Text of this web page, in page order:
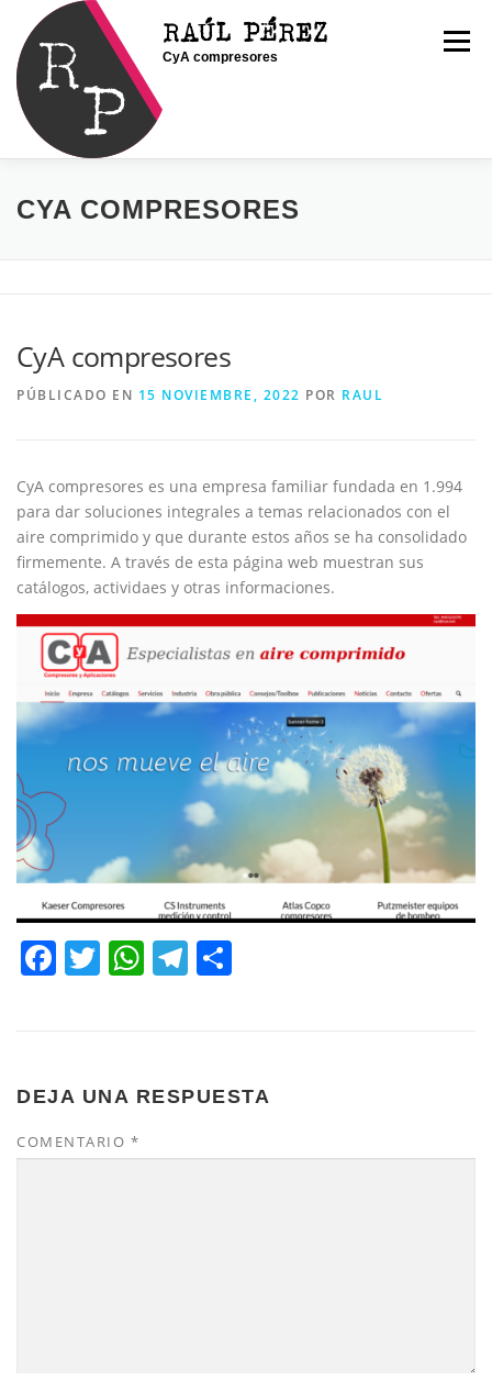
contenido
RAÚL PÉREZ
CyA compresores
Menú
INICIO SOY RAÚL SERVICIOS
CYA COMPRESORES
CyA compresores
PÚBLICADO EN 15 NOVIEMBRE, 2022 POR RAUL
CyA compresores es una empresa familiar fundada en 1.994
para dar soluciones integrales a temas relacionados con el
aire comprimido y que durante estos años se ha consolidado
firmemente. A través de esta página web muestran sus
catálogos, actividaes y otras informaciones.
Facebook
Twitter
WhatsApp
Telegram
DEJA UNA RESPUESTA
COMENTARIO *